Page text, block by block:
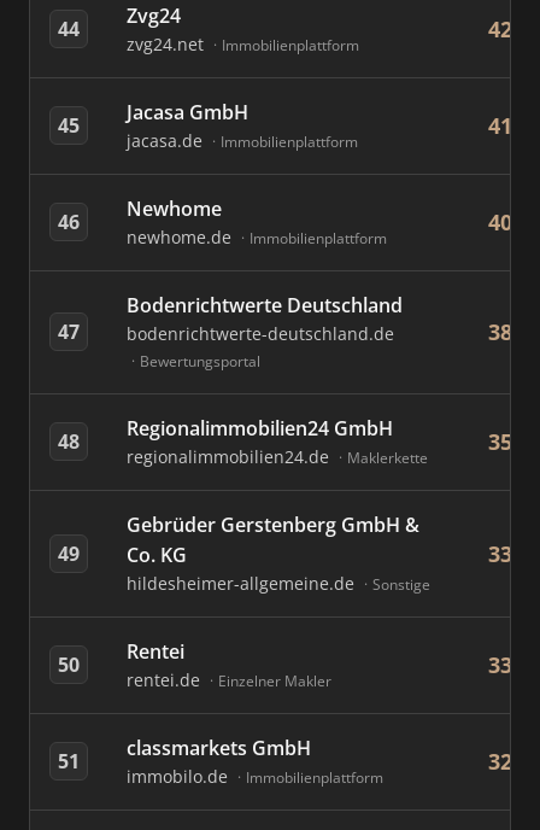
44 Zvg24
zvg24.net Immobilienplattform
42
45 Jacasa GmbH
jacasa.de Immobilienplattform
41
46 Newhome
newhome.de Immobilienplattform
40
47
Bodenrichtwerte Deutschland
bodenrichtwerte-deutschland.de
Bewertungsportal
38
48 Regionalimmobilien24 GmbH
regionalimmobilien24.de Maklerkette
35
49
Gebrüder Gerstenberg GmbH &
Co. KG
hildesheimer-allgemeine.de Sonstige
33
50 Rentei
rentei.de Einzelner Makler
33
51 classmarkets GmbH
immobilo.de Immobilienplattform
32